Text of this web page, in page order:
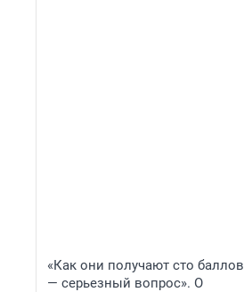
«Как они получают сто баллов
— серьезный вопрос». О